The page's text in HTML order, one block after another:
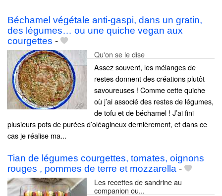
Béchamel végétale anti-gaspi, dans un gratin,
des légumes… ou une quiche vegan aux
courgettes -
Qu'on se le dise
Assez souvent, les mélanges de
restes donnent des créations plutôt
savoureuses ! Comme cette quiche
où j’ai associé des restes de légumes,
de tofu et de béchamel ! J’ai fini
plusieurs pots de purées d’oléagineux dernièrement, et dans ce
cas je réalise ma...
Tian de légumes courgettes, tomates, oignons
rouges , pommes de terre et mozzarella -
Les recettes de sandrine au
companion ou...